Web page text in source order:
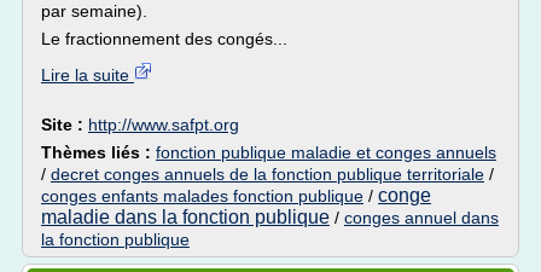
par semaine).
Le fractionnement des congés...
Lire la suite
Site : http://www.safpt.org
Thèmes liés : fonction publique maladie et conges annuels
/ decret conges annuels de la fonction publique territoriale /
conges enfants malades fonction publique / conge
maladie dans la fonction publique / conges annuel dans
la fonction publique